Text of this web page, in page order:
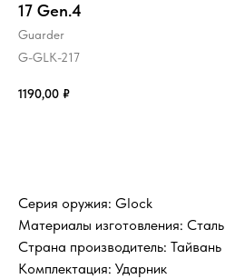
17 Gen.4
Guarder
G-GLK-217
1190,00 ₽
Серия оружия: Glock
Материалы изготовления: Сталь
Страна производитель: Тайвань
Комплектация: Ударник